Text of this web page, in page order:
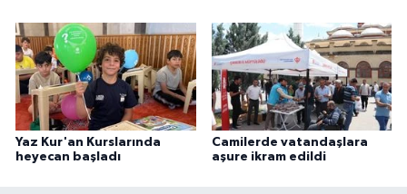
Yaz Kur'an Kurslarında
heyecan başladı
Camilerde vatandaşlara
aşure ikram edildi
Sakarya Müftülüğü
Samsun Müftülüğü
Siirt Müftülüğü